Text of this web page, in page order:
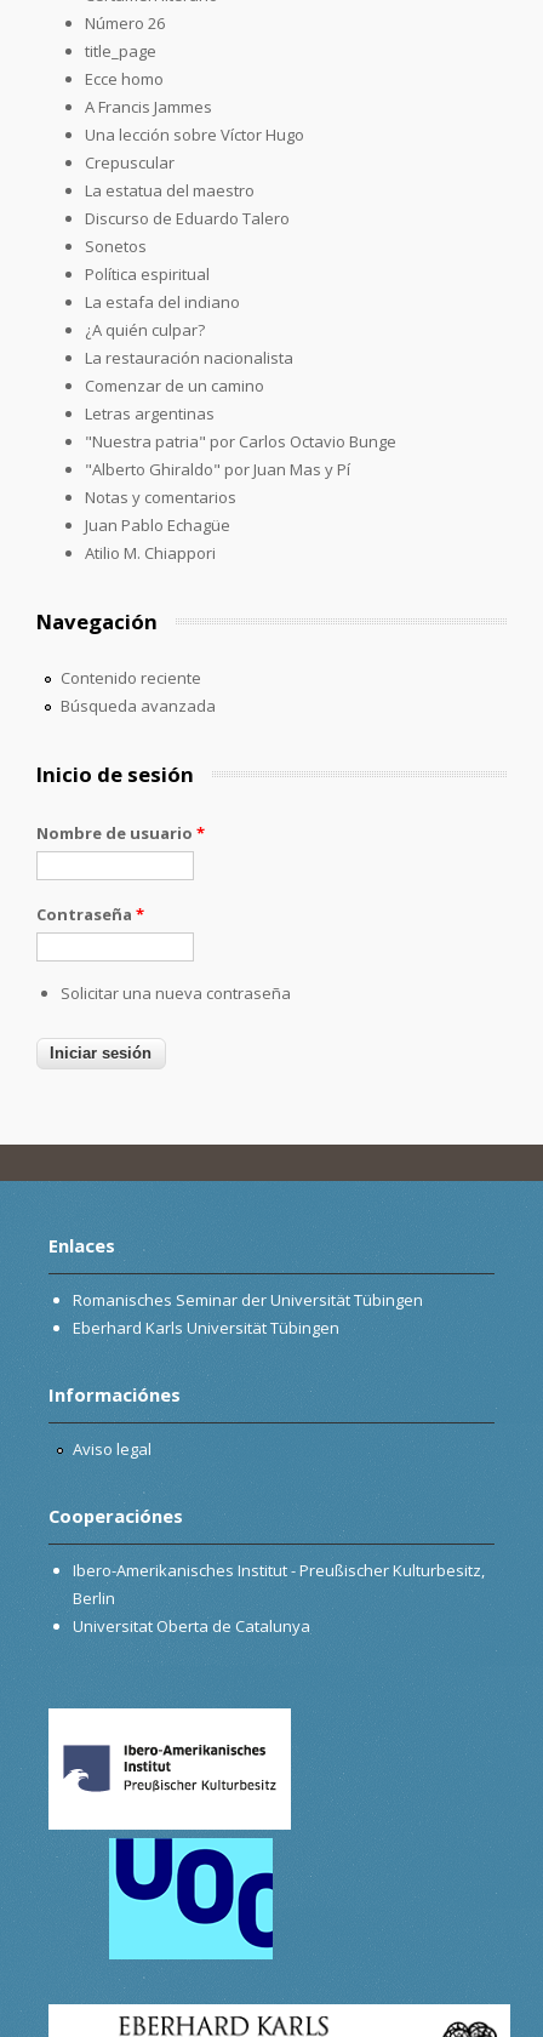
Número 26
title_page
Ecce homo
A Francis Jammes
Una lección sobre Víctor Hugo
Crepuscular
La estatua del maestro
Discurso de Eduardo Talero
Sonetos
Política espiritual
La estafa del indiano
¿A quién culpar?
La restauración nacionalista
Comenzar de un camino
Letras argentinas
"Nuestra patria" por Carlos Octavio Bunge
"Alberto Ghiraldo" por Juan Mas y Pí
Notas y comentarios
Juan Pablo Echagüe
Atilio M. Chiappori
Navegación
Contenido reciente
Búsqueda avanzada
Inicio de sesión
Nombre de usuario *
Contraseña *
Solicitar una nueva contraseña
Enlaces
Romanisches Seminar der Universität Tübingen
Eberhard Karls Universität Tübingen
Informaciónes
Aviso legal
Cooperaciónes
Ibero-Amerikanisches Institut - Preußischer Kulturbesitz,
Berlin
Universitat Oberta de Catalunya